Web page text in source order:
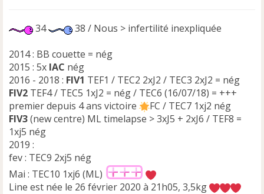
34
38 / Nous > infertilité inexpliquée
2014 : BB couette = nég
2015 : 5x IAC nég
2016 - 2018 : FIV1 TEF1 / TEC2 2xJ2 / TEC3 2xJ2 = nég
FIV2 TEF4 / TEC5 1xJ2 = nég / TEC6 (16/07/18) = +++
premier depuis 4 ans victoire
FC / TEC7 1xj2 nég
FIV3(new centre) ML timelapse > 3xJ5 + 2xJ6 / TEF8 =
1xj5 nég
2019 :
fev : TEC9 2xj5 nég
Mai : TEC10 1xj6 (ML)
Line est née le 26 février 2020 à 21h05, 3,5kg